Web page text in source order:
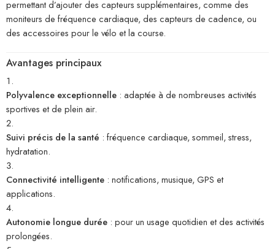
permettant d’ajouter des capteurs supplémentaires, comme des
moniteurs de fréquence cardiaque, des capteurs de cadence, ou
des accessoires pour le vélo et la course.
Avantages principaux
Polyvalence exceptionnelle : adaptée à de nombreuses activités
sportives et de plein air.
Suivi précis de la santé : fréquence cardiaque, sommeil, stress,
hydratation.
Connectivité intelligente : notifications, musique, GPS et
applications.
Autonomie longue durée : pour un usage quotidien et des activités
prolongées.